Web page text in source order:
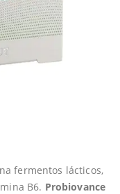
fermentos lácticos,
B6. Probiovance